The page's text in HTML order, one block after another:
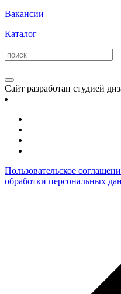
Вакансии
Каталог
Сайт разработан студией
Пользовательское
обработки персональных